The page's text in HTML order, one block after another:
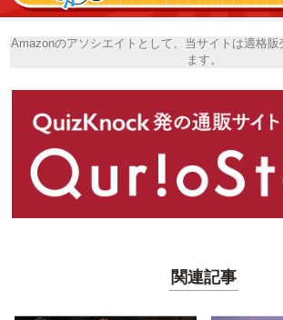
Amazonのアソシエイトとして、当サイトは適格
ます。
関連記事